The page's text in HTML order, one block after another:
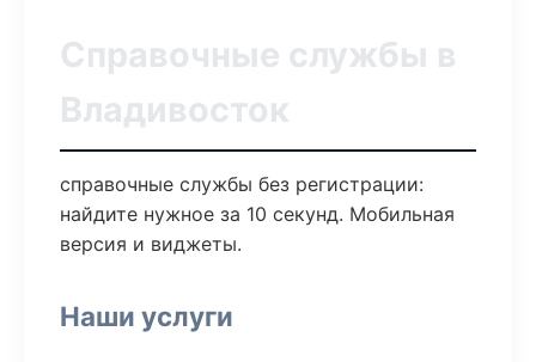
Справочные службы в
Владивосток
справочные службы без регистрации:
найдите нужное за 10 секунд. Мобильная
версия и виджеты.
Наши услуги